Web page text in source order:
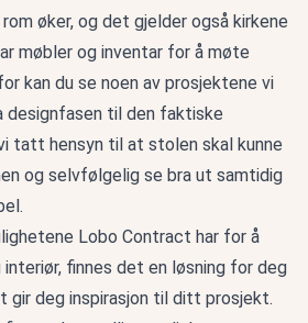
øker, og det gjelder også kirkene
møbler og inventar for å møte
kan du se noen av prosjektene vi
designfasen til den faktiske
tatt hensyn til at stolen skal kunne
og selvfølgelig se bra ut samtidig
Lobo Contract har for å
finnes det en løsning for deg
gir deg inspirasjon til ditt prosjekt.